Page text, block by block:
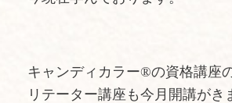
キャンディカラー®️の資格講座
リテーター講座も今月開講がき